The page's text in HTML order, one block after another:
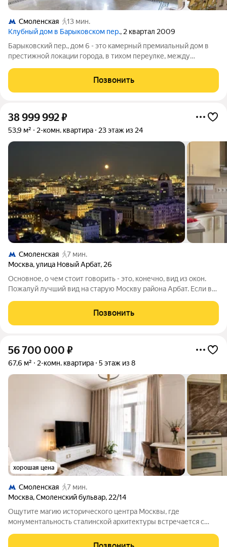
Смоленская
13 мин.
Клубный дом в Барыковском пер., 2 квартал 2009
Барыковский пер., дом 6 - это камерный премиальный дом в
престижной локации города, в тихом переулке, между
Барыковские палаты и построен в 2009 году. Он состоит из 2-
х корпусов - 9-этажного нового
Позвонить
38 999 992₽
53,9 м² 2-комн. квартира 23 этаж из 24
Смоленская
7 мин.
Москва,улица Новый Арбат, 26
Основное, о чем стоит говорить - это, конечно, вид из окон.
Пожалуй лучший вид на старую Москву района Арбат. Если вы
доме два панорамных балкона, так что можно любоваться
красотами Москвы с
Позвонить
56 700 000 ₽
67,6 м² 2-комн. квартира 5 этаж из 8
хорошая цена
Смоленская
7 мин.
Москва,Смоленский бульвар, 22/14
Ощутите магию исторического центра Москвы, где
монументальность сталинской архитектуры встречается с
комнатная квартира площадью 67,6 м в знаковом кирпичном